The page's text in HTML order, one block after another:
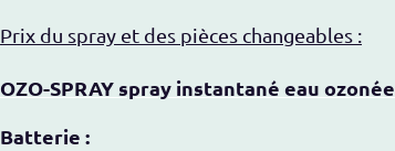
Prix du spray et des pièces changeables :
OZO-SPRAY spray instantané eau
Batterie :